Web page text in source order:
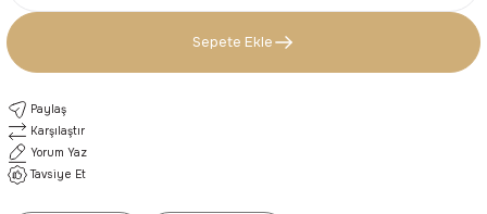
Sepete Ekle
Paylaş
Karşılaştır
Yorum Yaz
Tavsiye Et